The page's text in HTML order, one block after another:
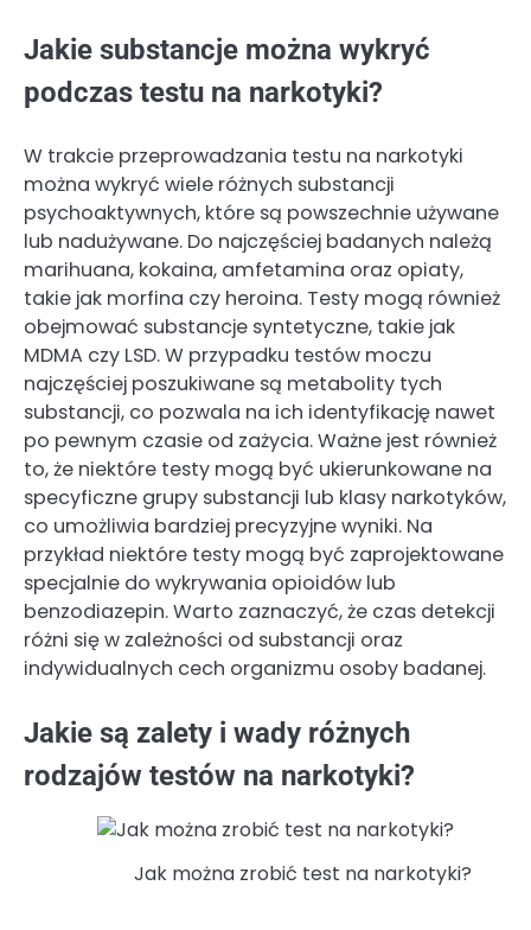
Jakie substancje można wykryć
podczas testu na narkotyki?
W trakcie przeprowadzania testu na narkotyki
można wykryć wiele różnych substancji
psychoaktywnych, które są powszechnie używane
lub nadużywane. Do najczęściej badanych należą
marihuana, kokaina, amfetamina oraz opiaty,
takie jak morfina czy heroina. Testy mogą również
obejmować substancje syntetyczne, takie jak
MDMA czy LSD. W przypadku testów moczu
najczęściej poszukiwane są metabolity tych
substancji, co pozwala na ich identyfikację nawet
po pewnym czasie od zażycia. Ważne jest również
to, że niektóre testy mogą być ukierunkowane na
specyficzne grupy substancji lub klasy narkotyków,
co umożliwia bardziej precyzyjne wyniki. Na
przykład niektóre testy mogą być zaprojektowane
specjalnie do wykrywania opioidów lub
benzodiazepin. Warto zaznaczyć, że czas detekcji
różni się w zależności od substancji oraz
indywidualnych cech organizmu osoby badanej.
Jakie są zalety i wady różnych
rodzajów testów na narkotyki?
Jak można zrobić test na narkotyki?